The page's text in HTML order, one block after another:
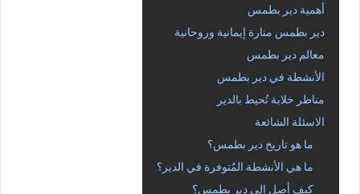
أهمية دير بطمس
دير بطمس منارة إيمانية وروحانية
معالم دير بطمس
الأنشطة في دير بطمس
مناظر خلابة تُحيط بالدير
الاسئلة الشائعة
ما هو تاريخ دير بطمس؟
ما هي الأنشطة المُتوفرة في الدير؟
كيف أصل إلى دير بطمس؟